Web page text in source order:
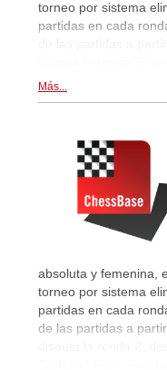
torneo por sistema
partidas en cada
de las partidas a
Más...
absoluta y femenina,
torneo por sistema
partidas en cada
de las partidas a